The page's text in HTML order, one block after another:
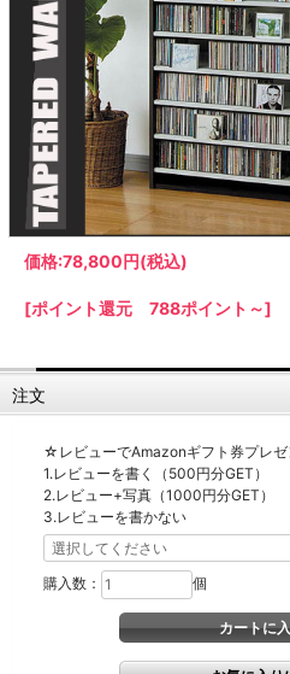
バタフライキッチンカウンター
ダストボックス収納可能
スライド棚付き
【FLEXY】組み合わせ自由なセミオ
ーダーシステムキッチンカウンター
ク
隙間を無駄なく活用スリム
特徴で選ぶ
【Pots】鍋・フライパン収納
【LASCO】ロータイプ
【LASCO】地震対策・上置きラック
キッチン収納
キッチンの便利アイテム
ダストボックス
【AIKA】ハイバックソファ
【CLOSTER】シェーズロング＆カウ
チソファー
価格:78,800円(税込)
[ポイント還元 788ポイント～]
注文
☆レビューでAmazonギフト券プレゼ
1.レビューを書く（500円分GET）
2.レビュー+写真（1000円分GET）
3.レビューを書かない
購入数： 個